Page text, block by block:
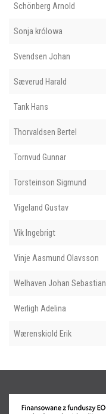
Schönberg Arnold
Sonja królowa
Svendsen Johan
Sæverud Harald
Tank Hans
Thorvaldsen Bertel
Tornvud Gunnar
Torsteinson Sigmund
Vigeland Gustav
Vik Ingebrigt
Vinje Aasmund Olavsson
Welhaven Johan Sebastian
Werligh Adelina
Wærenskiold Erik